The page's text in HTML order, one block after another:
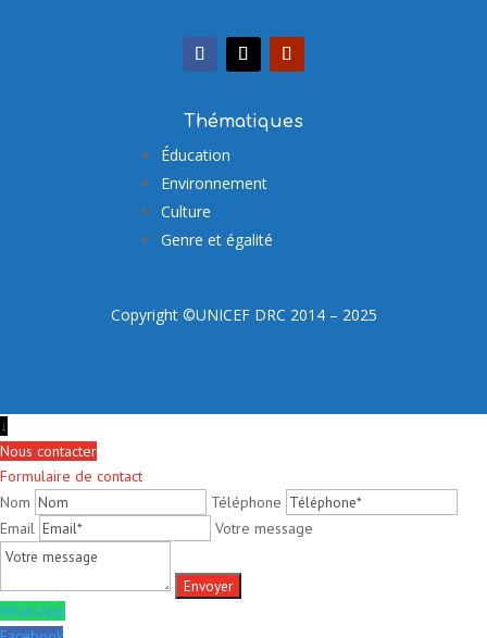
Thématiques
Éducation
Environnement
Culture
Genre et égalité
Copyright ©UNICEF DRC 2014 – 2025
↓
Nous contacter
Formulaire de contact
Nom
Téléphone
Email
Votre message
WhatsApp